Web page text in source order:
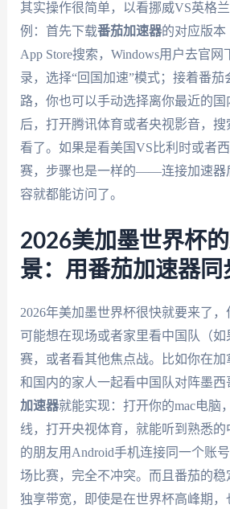
其实操作很简单，以看挪威VS英格
例：首先下载番茄加速器的对应版本
App Store搜索，Windows用户去官
录，选择“回国加速”模式；接着番茄
路，你也可以手动选择离你最近的
后，打开腾讯体育或者央视影音，
看了。如果是看美国VS比利时或者
赛，步骤也是一样的——连接加速器
容就都能访问了。
2026美加墨世界杯
景：用番茄加速器同
2026年美加墨世界杯很快就要来了
可能想在现场或者家里看中国队（
赛，或者看其他焦点战。比如你在
和国内的家人一起看中国队对阵墨西
加速器就能实现：打开你的mac电脑
线，打开央视体育，就能听到熟悉
的朋友用Android手机连接同一个账
场比赛，完全不冲突。而且番茄的稳
独享带宽，即使是在世界杯高峰期